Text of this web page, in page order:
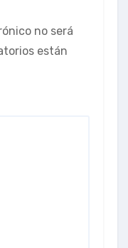
no será
están